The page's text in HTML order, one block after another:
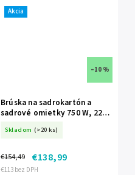
Akcia
–10 %
Brúska na sadrokartón a
sadrové omietky 750 W, 225
Skladom (>20 ks)
€113 bez DPH
€154,49 €138,99